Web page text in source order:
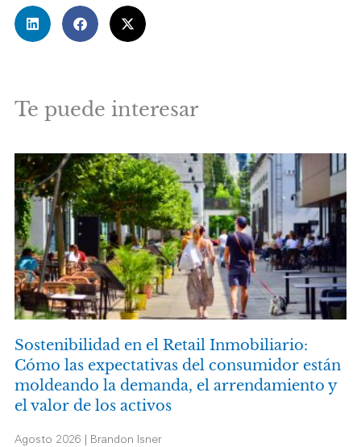
Te puede interesar
Sostenibilidad en el Retail Inmobiliario:
Cómo las expectativas del consumidor están
moldeando la demanda, el arrendamiento y
el valor de los activos
Agosto 2026 | Brandon Isner